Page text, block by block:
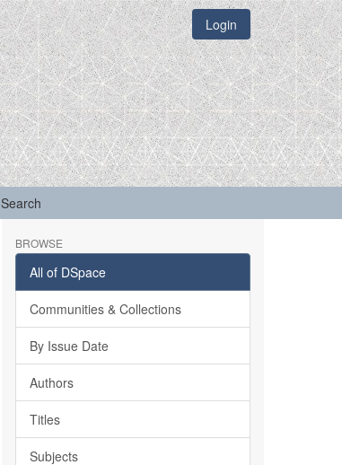
Login
Search
BROWSE
All of DSpace
Communities & Collections
By Issue Date
Authors
Titles
Subjects